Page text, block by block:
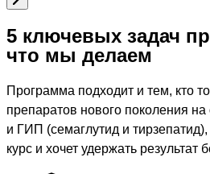
5 ключевых задач
что мы делаем
Программа подходит и тем, кто
препаратов нового поколения
и ГИП (семаглутид и
курс и хочет удержать результат